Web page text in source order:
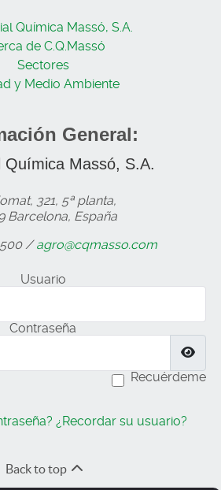
Química Massó, S.A.
de C.Q.Massó
Sectores
y Medio Ambiente
General:
Química Massó, S.A.
321, 5ª planta,
Barcelona, España
500 /agro@cqmasso.com
Usuario
Contraseña
Recuérdeme
¿Recordar su usuario?
Back to top